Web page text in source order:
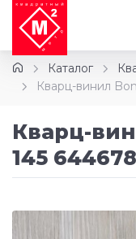
Каталог
Кварц-винил
Кварц-
145 644678